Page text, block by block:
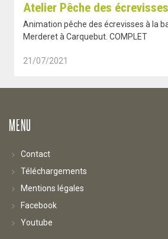
Atelier Pêche des écrevisses
Animation pêche des écrevisses à la
Merderet à Carquebut. COMPLET
21/07/2021
MENU
Contact
Téléchargements
Mentions légales
Facebook
Youtube